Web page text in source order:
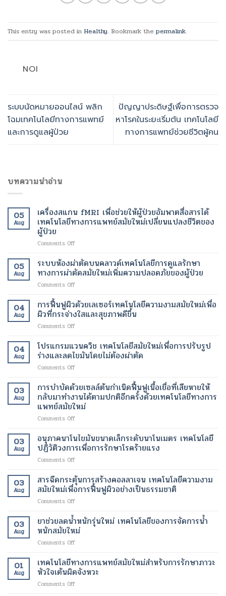
This entry was posted in Healthy. Bookmark the permalink.
NOI
ระบบนัดหมายออนไลน์ พลิก
โฉมเทคโนโลยีทางการแพทย์
และการดูแลผู้ป่วย
ปัญญาประดิษฐ์เพื่อการตรวจ
หาโรคในระยะเริ่มต้น เทคโนโลยี
ทางการแพทย์ช่วยชีวิตผู้คน
บทความน่าอ่าน
05
Aug
เครื่องสแกน fMRI เพื่อช่วยให้ผู้ป่วยอัมพาตสื่อสารได้
เทคโนโลยีทางการแพทย์สมัยใหม่เปลี่ยนแปลงชีวิตของ
ผู้ป่วย
Comments Offon
สแกน
fMRI
เพื่อ
ช่วย
ผู้
ป่วย
เทคโนโลยี
ทางการ
เปลี่ยนแปลง
ชีวิต
ของ
ผู้
05
Aug
ระบบห้องผ่าตัดบนคลาวด์เทคโนโลยีการดูแลรักษา
ทางการผ่าตัดสมัยใหม่เพิ่มความปลอดภัยของผู้ป่วย
Comments Offon
ห้อง
ผ่าตัด
บน
คลา
เทคโนโลยี
การ
ผ่าตัด
สมัย
ใหม่
ของ
ผู้
ป่วย
04
Aug
การฟื้นฟูผิวด้วยเลเซอร์เทคโนโลยีความงามสมัยใหม่เพื่อ
ผิวที่กระจ่างใสและสุขภาพดีขึ้น
Comments Offon
ฟื้นฟู
ผิว
ด้วย
เลเซอร์
ความ
งาม
สมัย
ใหม่
เพื่อ
ที่
กระจ่าง
ดี
ขึ้น
04
Aug
โปรแกรมแวนควิช เทคโนโลยีสมัยใหม่เพื่อการปรับรูป
ร่างและลดไขมันโดยไม่ต้องผ่าตัด
Comments Offon
แก
รม
แวน
ควิช
เทคโนโลยี
ใหม่
เพื่อ
การ
ปรับ
ร่าง
และ
โดย
ไม่
ต้อง
03
Aug
การบำบัดด้วยเซลล์ต้นกำเนิดฟื้นฟูเนื้อเยื่อที่เสียหายให้
กลับมาทำงานได้ตามปกติอีกครั้งด้วยเทคโนโลยีทางการ
แพทย์สมัยใหม่
Comments Offon
บำบัด
ด้วย
เซลล์
ต้น
ฟื้นฟู
เนื้อเยื่อ
ให้
กลับ
ตาม
ปกติ
อีก
03
Aug
อนุภาคนาโนไขมันขนาดเล็กระดับนาโนเมตร เทคโนโลยี
ปฏิวัติวงการเพื่อการรักษาโรคร้ายแรง
Comments Offon
นาโน
ไข
มัน
ขนาด
ระดับ
นาโน
วงการ
เพื่อ
03
Aug
สารฉีดกระตุ้นการสร้างคอลลาเจน เทคโนโลยีความงาม
สมัยใหม่เพื่อการฟื้นฟูผิวอย่างเป็นธรรมชาติ
Comments Offon
ฉีด
กระตุ้น
การ
สร้าง
ล
ลา
03
Aug
ยาช่วยลดน้ำหนักรุ่นใหม่ เทคโนโลยีของการจัดการน้ำ
หนักสมัยใหม่
Comments Offon
ช่วย
ลด
น้ำ
หนัก
01
Aug
เทคโนโลยีทางการแพทย์สมัยใหม่สำหรับการรักษาภาวะ
หัวใจเต้นผิดจังหวะ
Comments Offon